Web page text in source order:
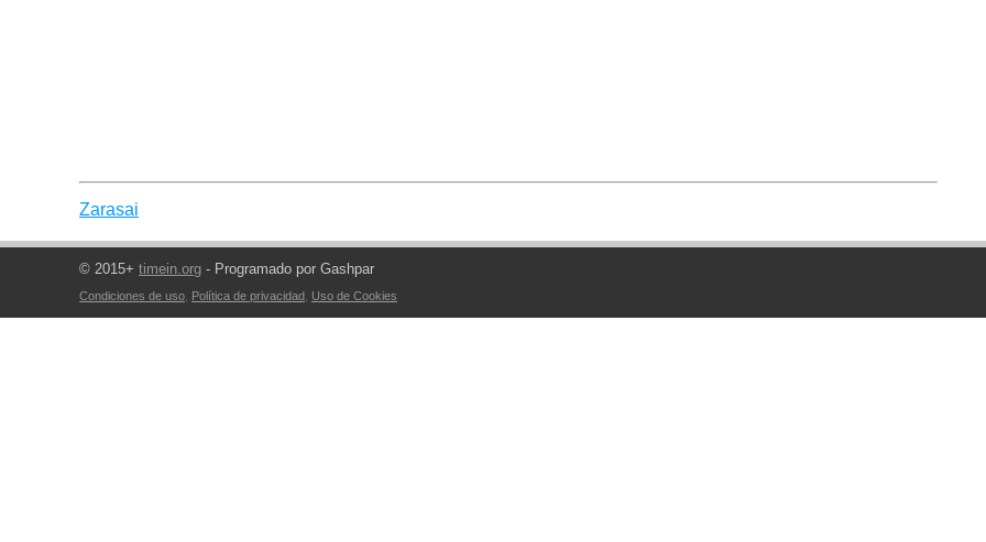
Zarasai
© 2015+ timein.org - Programado por Gashpar
Condiciones de uso, Política de privacidad, Uso de Cookies